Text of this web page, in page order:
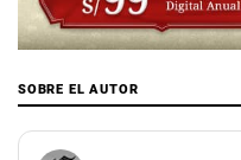
SOBRE EL AUTOR